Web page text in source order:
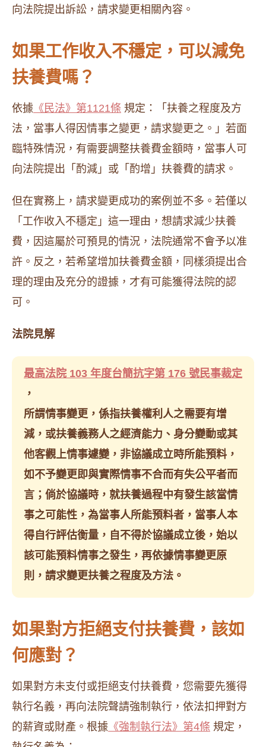
向法院提出訴訟，請求變更相關內容。
如果工作收入不穩定，可以減免
扶養費嗎？
依據 《民法》第1121條 規定：「扶養之程度及方
法，當事人得因情事之變更，請求變更之。」若面
臨特殊情況，有需要調整扶養費金額時，當事人可
向法院提出「酌減」或「酌增」扶養費的請求。
但在實務上，請求變更成功的案例並不多。若僅以
「工作收入不穩定」這一理由，想請求減少扶養
費，因這屬於可預見的情況，法院通常不會予以准
許。反之，若希望增加扶養費金額，同樣須提出合
理的理由及充分的證據，才有可能獲得法院的認
可。
法院見解
最高法院 103 年度台簡抗字第 176 號民事裁定
，
所謂情事變更，係指扶養權利人之需要有增
減，或扶養義務人之經濟能力、身分變動或其
他客觀上情事遽變，非協議成立時所能預料，
如不予變更即與實際情事不合而有失公平者而
言；倘於協議時，就扶養過程中有發生該當情
事之可能性，為當事人所能預料者，當事人本
得自行評估衡量，自不得於協議成立後，始以
該可能預料情事之發生，再依據情事變更原
則，請求變更扶養之程度及方法。
如果對方拒絕支付扶養費，該如
何應對？
如果對方未支付或拒絕支付扶養費，您需要先獲得
執行名義，再向法院聲請強制執行，依法扣押對方
的薪資或財產。根據 《強制執行法》第4條 規定，